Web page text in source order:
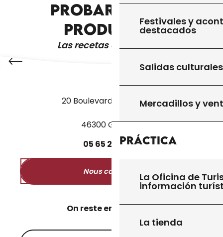
Festivales y
destacados
Salidas culturales
Mercadillos y
Práctica
La Oficina de
información
La tienda
PROBAR OTROS
PRODUCTOS
Las recetas de la abuela
INFORMACIÓN TURÍSTICA
20 Boulevard des Martyrs
46300 Gourdon
05 65 27 5250
Nous contacter
On reste en contact ?